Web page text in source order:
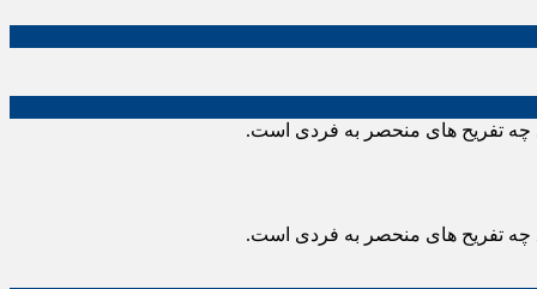
چه تفریح های منحصر به فردی است.
چه تفریح های منحصر به فردی است.